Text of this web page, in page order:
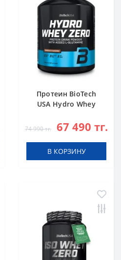
Протеин BioTech
USA Hydro Whey
74 990 тг. 67 490 тг.
В КОРЗИНУ